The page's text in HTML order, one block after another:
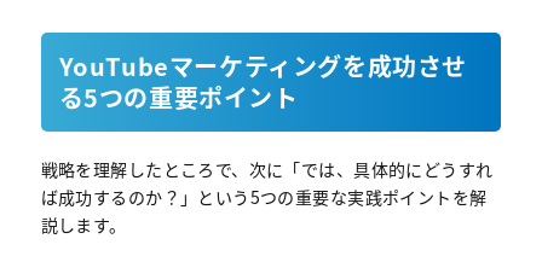
YouTubeマーケティングを成功させ
る5つの重要ポイント
戦略を理解したところで、次に「では、具体的にどうすれ
ば成功するのか？」という5つの重要な実践ポイントを解
説します。